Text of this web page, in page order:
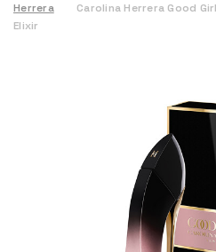
Herrera
Carolina Herrera Good
Elixir